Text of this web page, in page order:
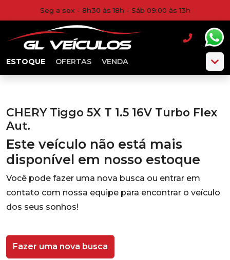
Seg a sex - 8h30 às 18h - Sáb 09:00 às 13h
ESTOQUE OFERTAS VENDA
CHERY Tiggo 5X T 1.5 16V Turbo Flex
Aut.
Este veículo não está mais
disponível em nosso estoque
Você pode fazer uma nova busca ou entrar em
contato com nossa equipe para encontrar o veículo
dos seus sonhos!
Fazer uma nova busca